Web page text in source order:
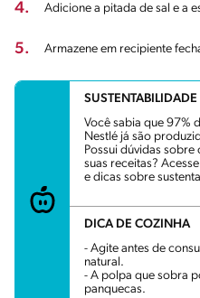
4. Adicione a pitada de sal e a
5. Armazene em recipiente
SUSTENTABILIDADE
Você sabia que 97%
Nestlé já são
Possui dúvidas
suas receitas?
e dicas sobre
DICA DE COZINHA
- Agite antes de
natural.
- A polpa que sobra
panquecas.